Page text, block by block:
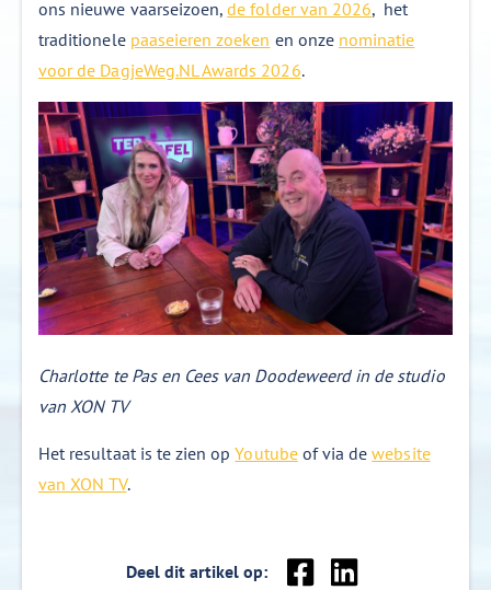
ons nieuwe vaarseizoen,de folder van 2026, het
traditionele paaseieren zoeken en onze nominatie
voor de DagjeWeg.NL Awards 2026.
Charlotte te Pas en Cees van Doodeweerd in de studio
van XON TV
Het resultaat is te zien opYoutubeof via dewebsite
van XON TV.
Deel dit artikel op: